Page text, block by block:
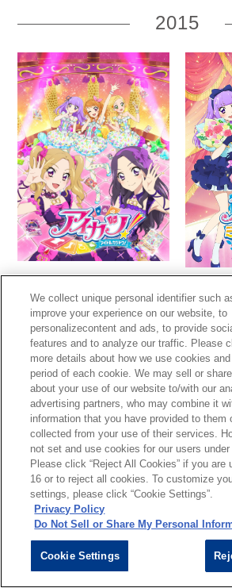
2015
アイカツ！（4thシーズ
ン）
ワード
っちゃ
We collect unique personal identifier such
improve your experience on our website, to
personalizecontent and ads, to provide
features and to analyze our traffic. Please
more details about how we use cookies
period of each cookie. We may sell or
about your use of our website to/with our
advertising partners, who may combine it
information that you have provided to them
collected from your use of their services.
not set and use cookies for our users
Please click “Reject All Cookies” if you are
16 or to reject all cookies. To customize
settings, please click “Cookie Settings”.
Privacy Policy
Do Not Sell or Share My Personal
Cookie Settings